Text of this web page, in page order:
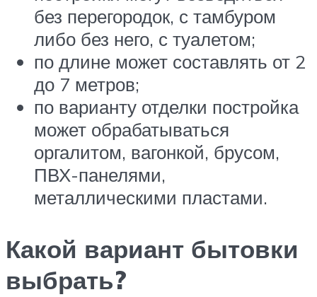
без перегородок, с тамбуром
либо без него, с туалетом;
по длине может составлять от 2
до 7 метров;
по варианту отделки постройка
может обрабатываться
оргалитом, вагонкой, брусом,
ПВХ-панелями,
металлическими пластами.
Какой вариант бытовки
выбрать?